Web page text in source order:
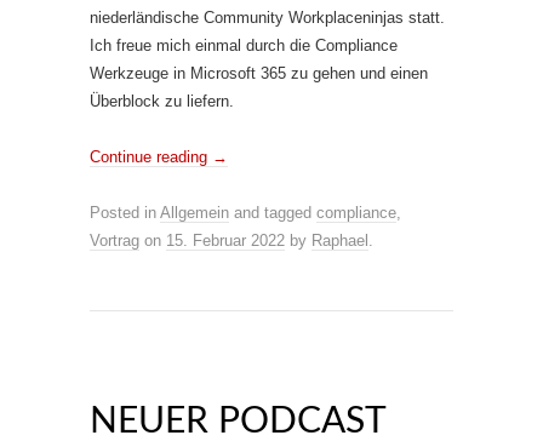
niederländische Community Workplaceninjas statt.
Ich freue mich einmal durch die Compliance
Werkzeuge in Microsoft 365 zu gehen und einen
Überblock zu liefern.
Continue reading →
Posted in Allgemein and tagged compliance,
Vortrag on 15. Februar 2022 by Raphael .
NEUER PODCAST